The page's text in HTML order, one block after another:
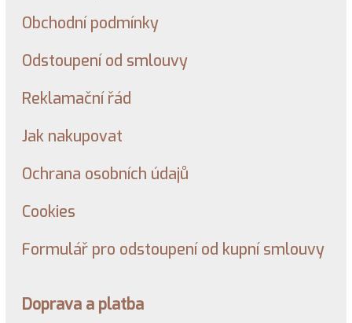
Obchodní podmínky
Odstoupení od smlouvy
Reklamační řád
Jak nakupovat
Ochrana osobních údajů
Cookies
Formulář pro odstoupení od kupní smlouvy
Doprava a platba